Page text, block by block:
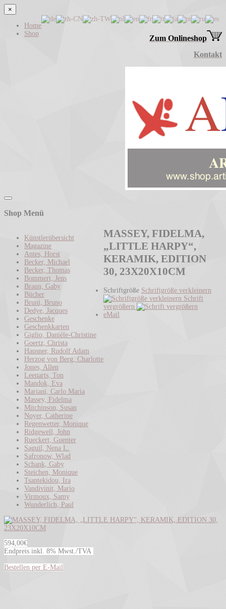
×
Home
Shop
Zum Onlineshop
Kontakt
Shop Menü
Künstlerübersicht
Magazine
Antes, Horst
Becker, Michael
Becker, Thomas
Bommert, Jens
Braun, Gaby
Bücher
Bruni, Bruno
Dedye, Jacques
Geschenke
Geschenkkarten
Giglio, Danièle-Christine
Goertz, Christa
Hausner, Rudolf Adam
Herzog von Berg, Charlotte
Jones, Allen
Leenarts, Ton
Mandok, Eva
Mariani, Carlo Maria
Massey, Fidelma
Mitchinson, Susan
Noyer, Catherine
Regenwetter, Monique
Ridgewell, John
Rueckert, Guenter
Saguil, Nena L.
Safronow, Wlad
Schank, Gaby
Steichen, Monique
Tsantekidou, Ira
Vandivinit, Mario
Virmoux, Samy
Wunderlich, Paul
MASSEY, FIDELMA,
„LITTLE HARPY“,
KERAMIK, EDITION
30, 23X20X10CM
Schriftgröße Schriftgröße verkleinern
Schrift
vergrößern
eMail
594,00€
Endpreis inkl. 8% Mwst./TVA
Bestellen per E-Mail